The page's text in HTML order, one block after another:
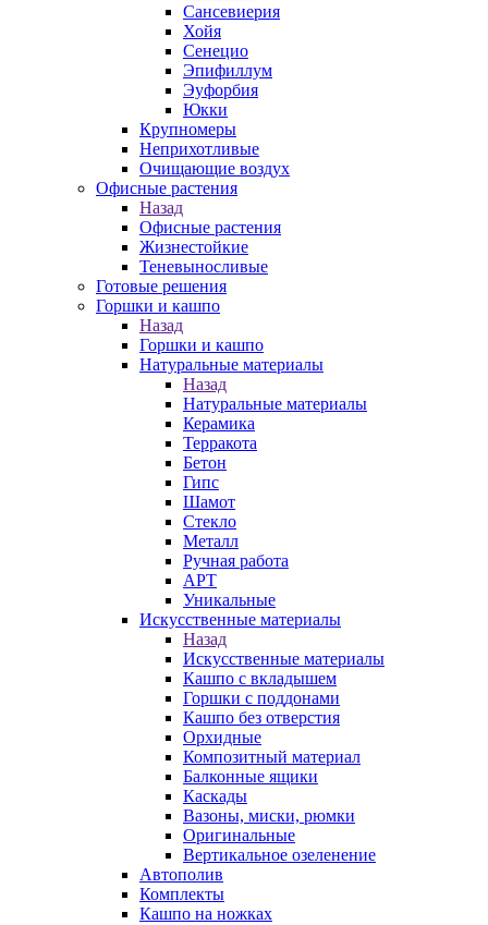
Сансевиерия
Хойя
Сенецио
Эпифиллум
Эуфорбия
Юкки
Крупномеры
Неприхотливые
Очищающие воздух
Офисные растения
Назад
Офисные растения
Жизнестойкие
Теневыносливые
Готовые решения
Горшки и кашпо
Назад
Горшки и кашпо
Натуральные материалы
Назад
Натуральные материалы
Керамика
Терракота
Бетон
Гипс
Шамот
Стекло
Металл
Ручная работа
АРТ
Уникальные
Искусственные материалы
Назад
Искусственные материалы
Кашпо с вкладышем
Горшки с поддонами
Кашпо без отверстия
Орхидные
Композитный материал
Балконные ящики
Каскады
Вазоны, миски, рюмки
Оригинальные
Вертикальное озеленение
Автополив
Комплекты
Кашпо на ножках